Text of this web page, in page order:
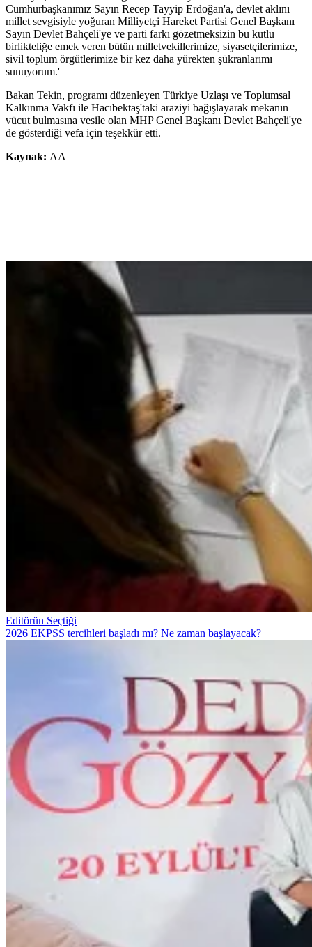
Cumhurbaşkanımız Sayın Recep Tayyip Erdoğan'a, devlet aklını
millet sevgisiyle yoğuran Milliyetçi Hareket Partisi Genel Başkanı
Sayın Devlet Bahçeli'ye ve parti farkı gözetmeksizin bu kutlu
birlikteliğe emek veren bütün milletvekillerimize, siyasetçilerimize,
sivil toplum örgütlerimize bir kez daha yürekten şükranlarımı
sunuyorum.'
Bakan Tekin, programı düzenleyen Türkiye Uzlaşı ve Toplumsal
Kalkınma Vakfı ile Hacıbektaş'taki araziyi bağışlayarak mekanın
vücut bulmasına vesile olan MHP Genel Başkanı Devlet Bahçeli'ye
de gösterdiği vefa için teşekkür etti.
Kaynak: AA
Editörün Seçtiği
2026 EKPSS tercihleri başladı mı? Ne zaman başlayacak?